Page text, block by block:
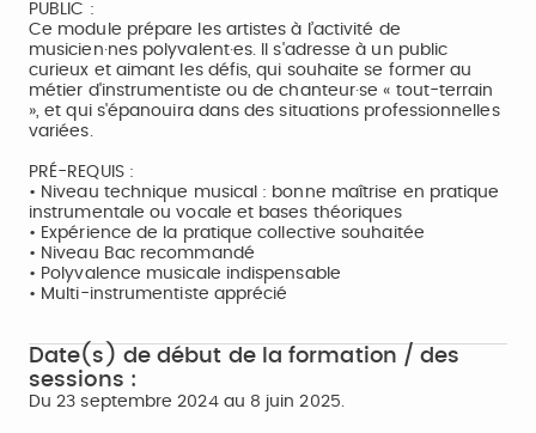
PUBLIC :
Ce module prépare les artistes à l’activité de
musicien·nes polyvalent·es. Il s'adresse à un public
curieux et aimant les défis, qui souhaite se former au
métier d'instrumentiste ou de chanteur·se « tout-terrain
», et qui s'épanouira dans des situations professionnelles
variées.
PRÉ-REQUIS :
• Niveau technique musical : bonne maîtrise en pratique
instrumentale ou vocale et bases théoriques
• Expérience de la pratique collective souhaitée
• Niveau Bac recommandé
• Polyvalence musicale indispensable
• Multi-instrumentiste apprécié
Date(s) de début de la formation / des
sessions :
Du 23 septembre 2024 au 8 juin 2025.